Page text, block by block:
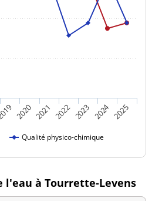
Qualité physico-chimique
2020 2021 2022 2023 2024 2025
l'eau à Tourrette-Levens